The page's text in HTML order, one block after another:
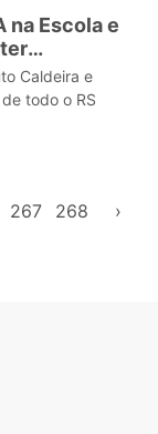
na Escola e
Caldeira e
todo o RS
267 268 ›